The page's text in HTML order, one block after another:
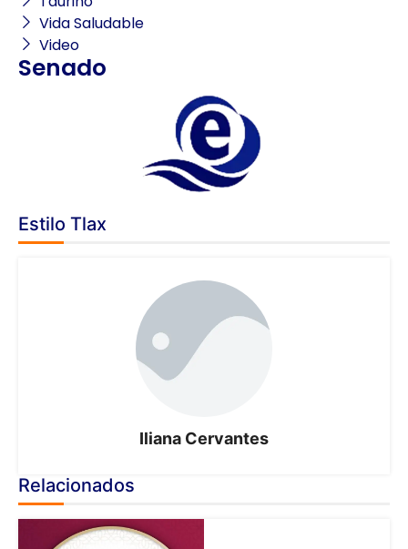
Vida Saludable
Video
Senado
Estilo Tlax
Iliana Cervantes
Relacionados